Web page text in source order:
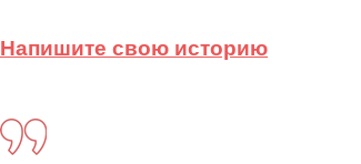
Напишите свою историю